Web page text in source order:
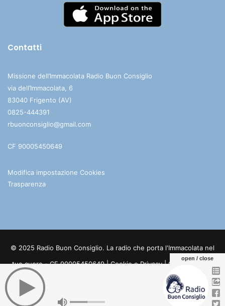
Contatti
Missione dell’Immacolata Radio Buon Consiglio
via dell’Immacolata, 6
83040 Frigento (AV)
0825-444391
rbuonconsiglio@gmail.com
CF 90005450649
Modifica impostazione Cookies
Trasparenza
© 2025 Radio Buon Consiglio. La radio che porta l'Immacolata nel
tuo cuore - CF 90005450649 |Cookie e Privacy| Credits:
TelegramWhatsApp
open / close